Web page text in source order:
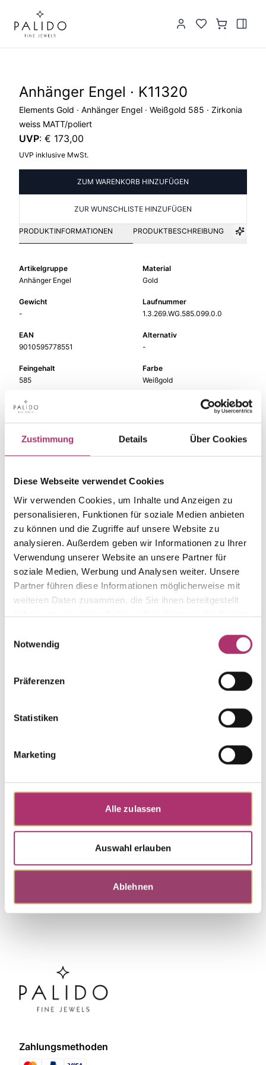
Zustimmung Details Über Cookies
Diese Webseite verwendet Cookies
Wir verwenden Cookies, um Inhalte und Anzeigen zu
personalisieren, Funktionen für soziale Medien anbieten
zu können und die Zugriffe auf unsere Website zu
analysieren. Außerdem geben wir Informationen zu Ihrer
Verwendung unserer Website an unsere Partner für
soziale Medien, Werbung und Analysen weiter. Unsere
Partner führen diese Informationen möglicherweise mit
weiteren Daten zusammen, die Sie ihnen bereitgestellt
haben oder die sie im Rahmen Ihrer Nutzung der Dienste
Notwendig
Präferenzen
Statistiken
Marketing
Alle zulassen
Auswahl erlauben
Ablehnen
Anhänger Engel · K11320
Elements Gold · Anhänger Engel · Weißgold 585 · Zirkonia
weiss MATT/poliert
UVP: € 173,00
UVP inklusive MwSt.
ZUM WARENKORB HINZUFÜGEN
ZUR WUNSCHLISTE HINZUFÜGEN
PRODUKTINFORMATIONEN PRODUKTBESCHREIBUNG
Artikelgruppe
Anhänger Engel
Material
Gold
Gewicht
-
Laufnummer
1.3.269.WG.585.099.0.0
EAN
9010595778551
Alternativ
-
Feingehalt
585
Farbe
Weißgold
Steinfarbe
weiß
Stein
-
Die passenden Stücke
aus der Kollektion.
Anhänger Symbol · C306-008
0,01ct H/SI
Weitere Stücke aus dieser Kollektion
Zahlungsmethoden